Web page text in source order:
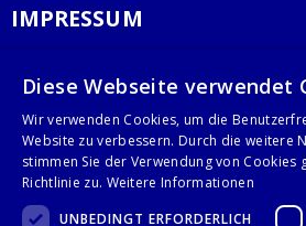
IMPRESSUM
AGB
KONTAKT
Stalgast GmbH
Diese Webseite verwendet
Wir verwenden Cookies, um die
Website zu verbessern. Durch die weitere
stimmen Sie der Verwendung von Cookies
Richtlinie zu. Weitere Informationen
UNBEDINGT ERFORDERLICH